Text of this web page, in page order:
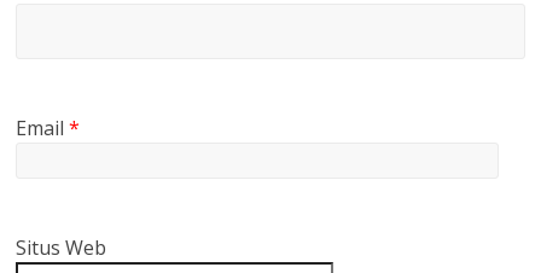
Email*
Situs Web